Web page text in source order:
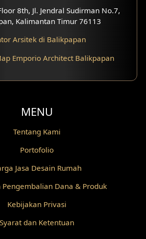
8th, Jl. Jendral Sudirman No.7,
Kalimantan Timur 76113
Arsitek di Balikpapan
Emporio Architect Balikpapan
MENU
Tentang Kami
Portofolio
Jasa Desain Rumah
Pengembalian Dana & Produk
Kebijakan Privasi
Syarat dan Ketentuan